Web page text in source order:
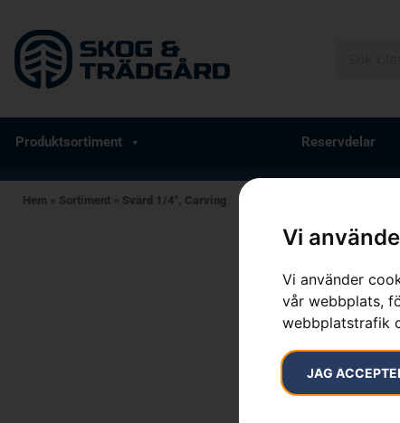
Vi
Vi använder
vår webbplats,
webbplatstrafik
JAG
Produktsortiment Reservdelar
Hem » Sortiment » Svärd 1/4″, Carving